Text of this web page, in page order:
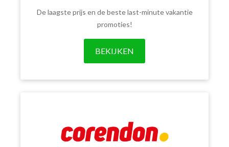
De laagste prijs en de beste last-minute vakantie
promoties!
BEKIJKEN